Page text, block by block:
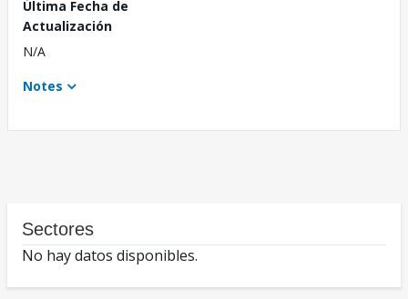
Última Fecha de
Actualización
N/A
Notes
Sectores
No hay datos disponibles.